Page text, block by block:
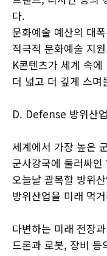
다.
문화예술 예산의 대
적극적 문화예술 지
K콘텐츠가 세계 속에
더 넓고 더 깊게 스며
D. Defense 방위산업
세계에서 가장 높은
군사강국에 둘러싸
오늘날 괄목할 방위
방위산업을 미래 먹
다변하는 미래 전장
드론과 로봇, 장비 등